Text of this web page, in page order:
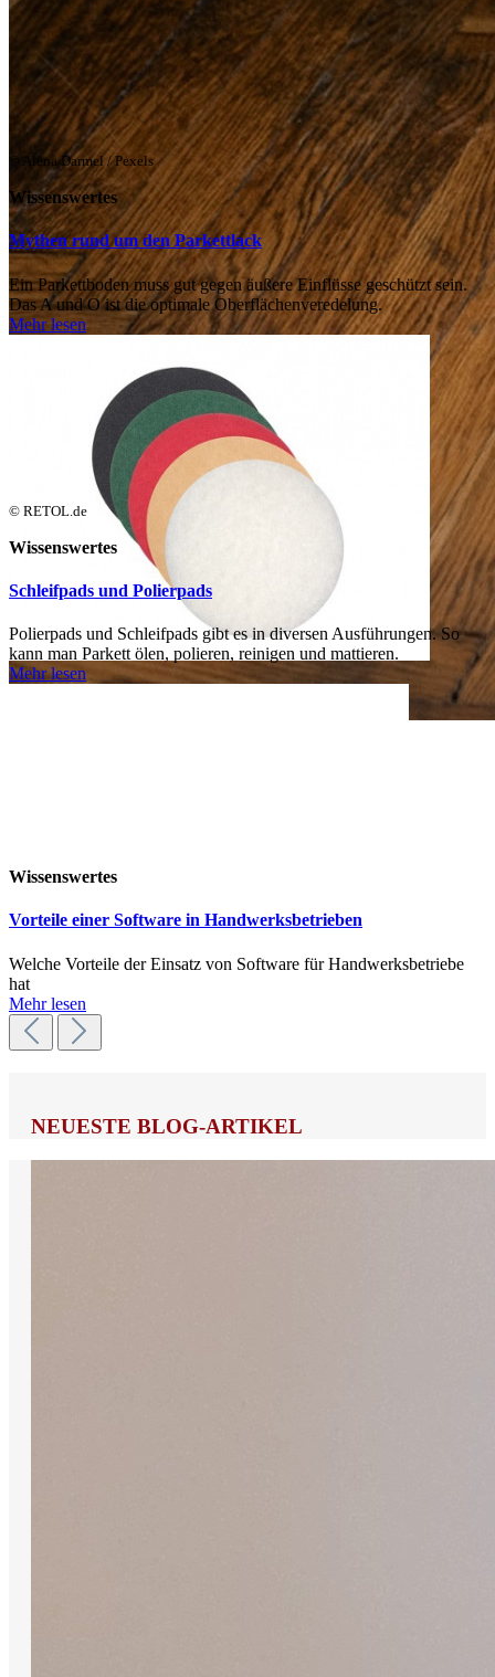
© Alena Darmel / Pexels
Wissenswertes
Mythen rund um den Parkettlack
Ein Parkettboden muss gut gegen äußere Einflüsse geschützt sein.
Das A und O ist die optimale Oberflächenveredelung.
Mehr lesen
© RETOL.de
Wissenswertes
Schleifpads und Polierpads
Polierpads und Schleifpads gibt es in diversen Ausführungen. So
kann man Parkett ölen, polieren, reinigen und mattieren.
Mehr lesen
Wissenswertes
Vorteile einer Software in Handwerksbetrieben
Welche Vorteile der Einsatz von Software für Handwerksbetriebe
hat
Mehr lesen
NEUESTE BLOG-ARTIKEL